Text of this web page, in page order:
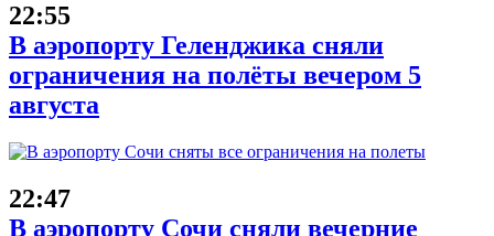
22:55
В аэропорту Геленджика сняли
ограничения на полёты вечером 5
августа
22:47
В аэропорту Сочи сняли вечерние